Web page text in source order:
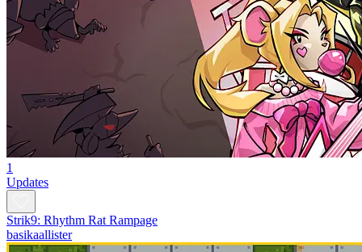
1
Updates
Strik9: Rhythm Rat Rampage
basikaallister